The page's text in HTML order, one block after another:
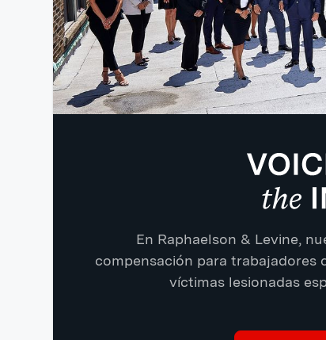
En Raphaelson & Levine,
compensación para trabajadores
víctimas lesionadas